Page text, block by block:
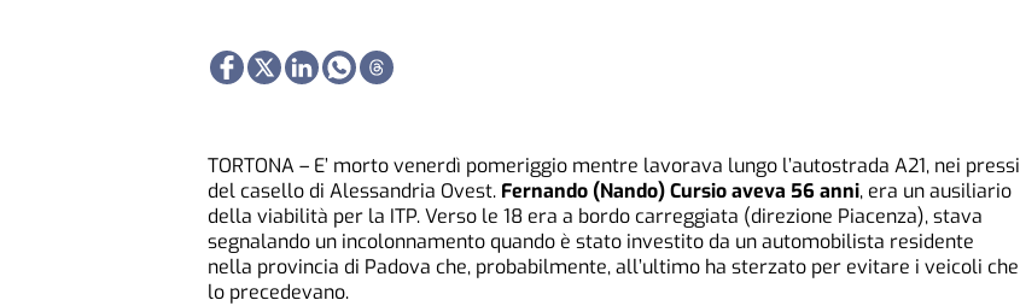
TORTONA – E’ morto venerdì pomeriggio mentre lavorava lungo l’autostrada A21, nei pressi
del casello di Alessandria Ovest. Fernando (Nando) Cursio aveva 56 anni, era un ausiliario
della viabilità per la ITP. Verso le 18 era a bordo carreggiata (direzione Piacenza), stava
segnalando un incolonnamento quando è stato investito da un automobilista residente
nella provincia di Padova che, probabilmente, all’ultimo ha sterzato per evitare i veicoli che
lo precedevano.